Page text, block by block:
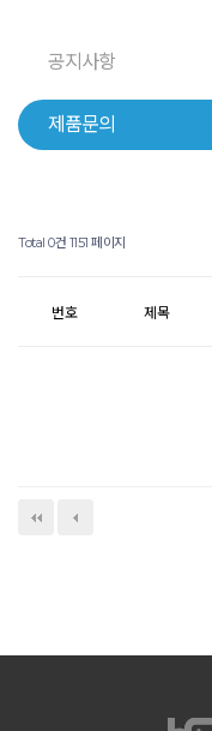
공지사항
제품문의
Total 0건 1151 페이지
번호 제목